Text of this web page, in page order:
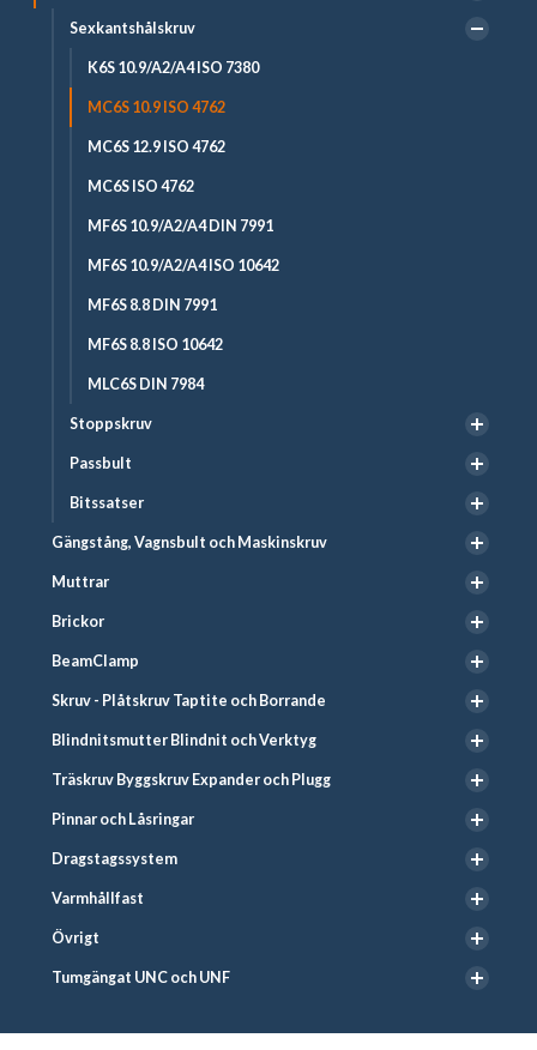
Sexkantshålskruv
K6S 10.9/A2/A4 ISO 7380
MC6S 10.9 ISO 4762
MC6S 12.9 ISO 4762
MC6S ISO 4762
MF6S 10.9/A2/A4 DIN 7991
MF6S 10.9/A2/A4 ISO 10642
MF6S 8.8 DIN 7991
MF6S 8.8 ISO 10642
MLC6S DIN 7984
Stoppskruv
Passbult
Bitssatser
Gängstång, Vagnsbult och Maskinskruv
Muttrar
Brickor
BeamClamp
Skruv - Plåtskruv Taptite och Borrande
Blindnitsmutter Blindnit och Verktyg
Träskruv Byggskruv Expander och Plugg
Pinnar och Låsringar
Dragstagssystem
Varmhållfast
Övrigt
Tumgängat UNC och UNF